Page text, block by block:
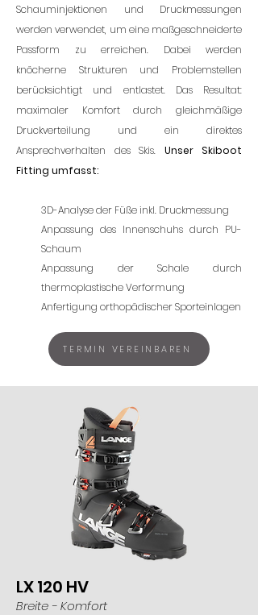
Schauminjektionen und Druckmessungen
werden verwendet, um eine maßgeschneiderte
Passform zu erreichen. Dabei werden
knöcherne Strukturen und Problemstellen
berücksichtigt und entlastet. Das Resultat:
maximaler Komfort durch gleichmäßige
Druckverteilung und ein direktes
Ansprechverhalten des Skis. Unser Skiboot
Fitting umfasst:
3D-Analyse der Füße inkl. Druckmessung
Anpassung des Innenschuhs durch PU-
Schaum
Anpassung der Schale durch
thermoplastische Verformung
Anfertigung orthopädischer Sporteinlagen
TERMIN VEREINBAREN
LX 120 HV
Breite - Komfort